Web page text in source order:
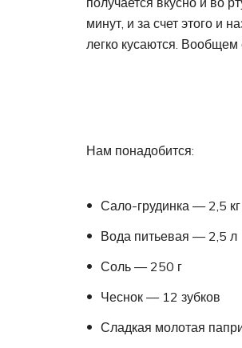
минут, и за счет этого и
легко кусаются. Вообщем
Нам понадобится:
Сало-грудинка — 2,5 кг
Вода питьевая — 2,5 л
Соль — 250 г
Чеснок — 12 зубков
Сладкая молотая